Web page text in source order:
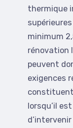
thermique
minimum
rénovation
peuvent
exigences
lorsqu’il